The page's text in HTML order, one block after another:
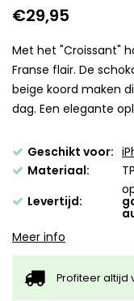
€29,95
Met het "Croissant"
Franse flair. De
beige koord maken
dag. Een elegante
Geschikt voor:
Materiaal:
Levertijd:
Meer info
Profiteer altijd